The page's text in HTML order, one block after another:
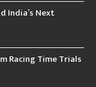
India’s Next
Racing Time Trials